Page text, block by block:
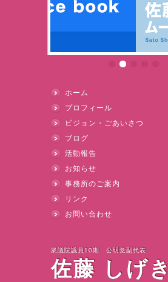
ホーム
プロフィール
ビジョン・ごあいさつ
ブログ
活動報告
お知らせ
事務所のご案内
リンク
お問い合わせ
衆議院議員10期 公明党副代表
佐藤 しげき